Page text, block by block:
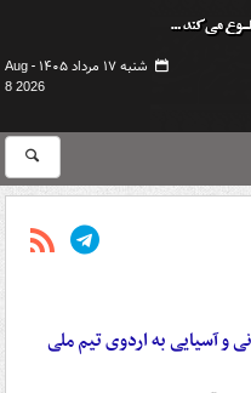
شنبه ۱۷ مرداد ۱۴۰۵ -
Aug
8 2026
و آسیایی به اردوی تیم ملی